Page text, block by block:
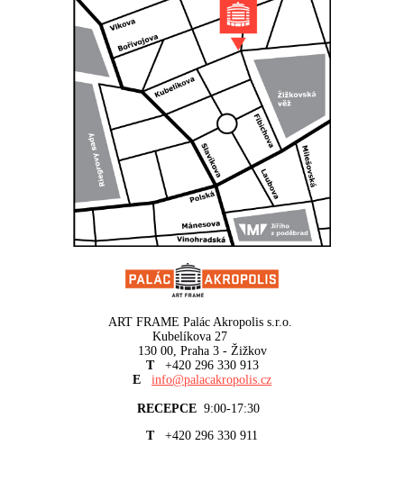
ART FRAME Palác Akropolis s.r.o.
Kubelíkova 27
130 00, Praha 3 - Žižkov
T +420 296 330 913
E info@palacakropolis.cz
RECEPCE 9:00-17:30
T +420 296 330 911